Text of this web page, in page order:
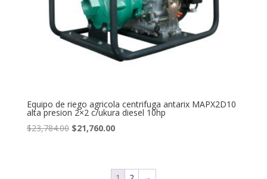
Equipo de riego agricola centrifuga antarix MAPX2D10
alta presion 2×2 c/ukura diesel 10hp
$23,784.00 Original
$23,784.00.
$21,760.00Current
$21,760.00.